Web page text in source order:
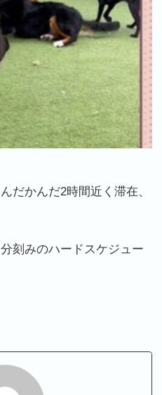
だかんだ2時間近く滞在、
刻みのハードスケジュー